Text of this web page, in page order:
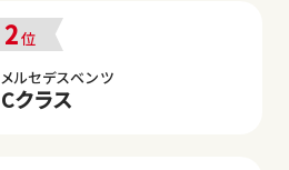
2位
メルセデスベンツ
Cクラス